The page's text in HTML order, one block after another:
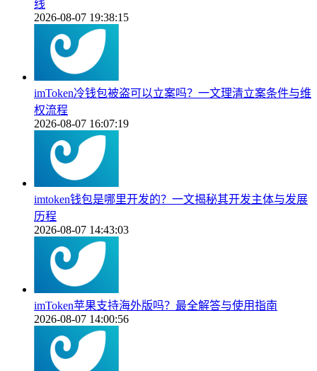
线
2026-08-07 19:38:15
imToken冷钱包被盗可以立案吗？一文理清立案条件与维
权流程
2026-08-07 16:07:19
imtoken钱包是哪里开发的？一文揭秘其开发主体与发展
历程
2026-08-07 14:43:03
imToken苹果支持海外版吗？最全解答与使用指南
2026-08-07 14:00:56